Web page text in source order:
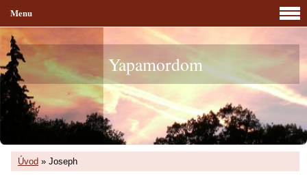
Yapamordom
Úvod » Joseph
Menu